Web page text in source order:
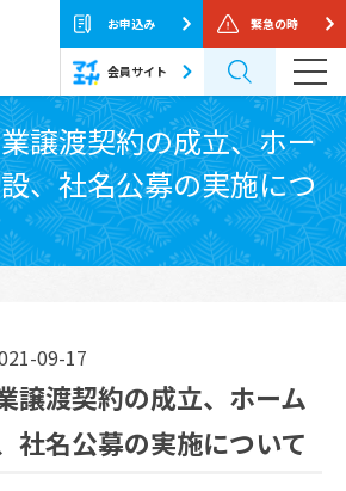
お申込み
会員サイト
緊急の時
譲渡契約の成立、ホー
、社名公募の実施につ
09-17
譲渡契約の成立、ホーム
社名公募の実施について